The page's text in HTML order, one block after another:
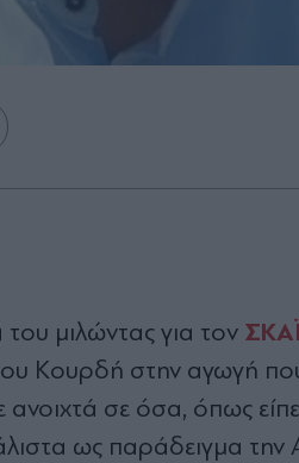
μιλώντας για τον ΣΚΑΪ
Κουρδή στην αγωγή
σε όσα, όπως
ως παράδειγμα